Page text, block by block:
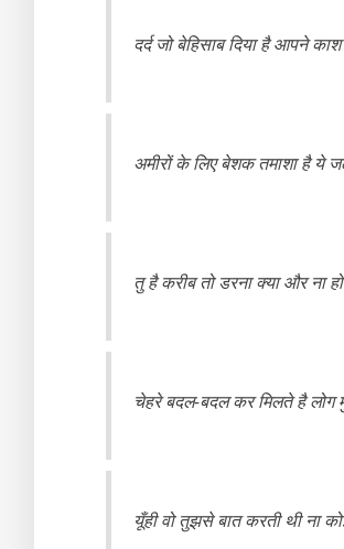
दर्द जो बेहिसाब दिया है आपने काश
अमीरों के लिए बेशक तमाशा है ये
तु है करीब तो डरना क्या और ना
चेहरे बदल-बदल कर मिलते है लोग
यूँही वो तुझसे बात करती थी ना